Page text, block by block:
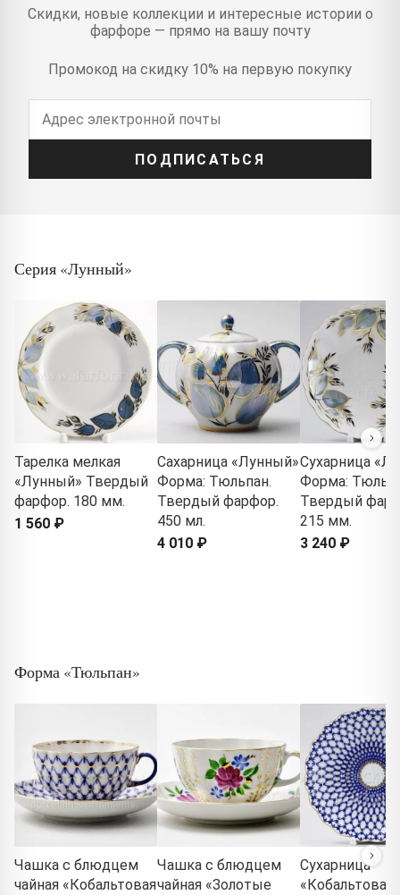
Скидки, новые коллекции и интересные истории о
фарфоре — прямо на вашу почту
Промокод на скидку 10% на первую покупку
ПОДПИСАТЬСЯ
Серия «Лунный»
Тарелка мелкая
«Лунный» Твердый
фарфор. 180 мм.
1 560 ₽
Сахарница «Лунный»
Форма: Тюльпан.
Твердый фарфор.
450 мл.
4 010 ₽
Сухарница
Форма:
Твердый
215 мм.
3 240 ₽
Форма «Тюльпан»
Чашка с блюдцем
чайная «Кобальтовая
Чашка с блюдцем
чайная «Золотые
Сухарница
«Кобальтовая